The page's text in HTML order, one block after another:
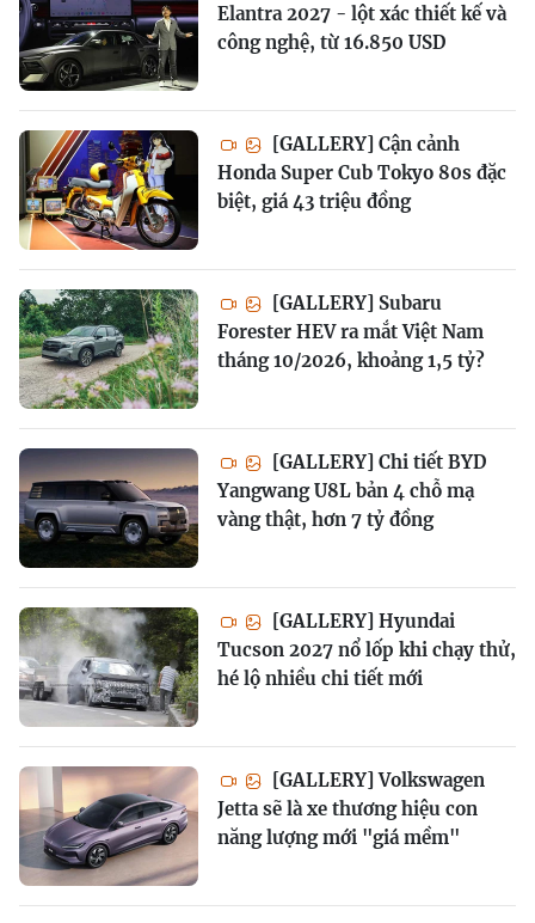
Elantra 2027 - lột xác thiết kế và
công nghệ, từ 16.850 USD
[GALLERY] Cận cảnh
Honda Super Cub Tokyo 80s đặc
biệt, giá 43 triệu đồng
[GALLERY] Subaru
Forester HEV ra mắt Việt Nam
tháng 10/2026, khoảng 1,5 tỷ?
[GALLERY] Chi tiết BYD
Yangwang U8L bản 4 chỗ mạ
vàng thật, hơn 7 tỷ đồng
[GALLERY] Hyundai
Tucson 2027 nổ lốp khi chạy thử,
hé lộ nhiều chi tiết mới
[GALLERY] Volkswagen
Jetta sẽ là xe thương hiệu con
năng lượng mới "giá mềm"